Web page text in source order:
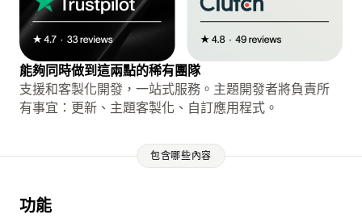
能夠同時做到這兩點的稀有團隊
支援和客製化開發，一站式服務。主題開發者將負責所
有事宜：更新、主題客製化、自訂應用程式。
包含哪些內容
功能